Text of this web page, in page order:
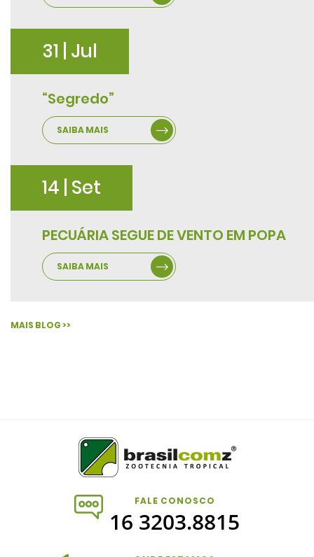
31 | Jul
“Segredo”
SAIBA MAIS
14 | Set
PECUÁRIA SEGUE DE VENTO EM POPA
SAIBA MAIS
MAIS BLOG >>
FALE CONOSCO
16 3203.8815